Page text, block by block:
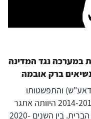
במערכה נגד המדינה
ברק אובמה
והתפשטותו
המהירה ברחבי עיראק וסוריה בשנים 2014-2013 היוותה אתגר
נוסף למדיניות האנטי-טרור של ארצות הברית. בין השנים 2020-